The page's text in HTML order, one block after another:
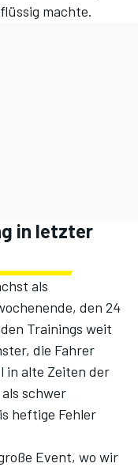
machte.
in letzter
als
den 24
Trainings weit
die Fahrer
in alte Zeiten der
schwer
heftige Fehler
Event, wo wir